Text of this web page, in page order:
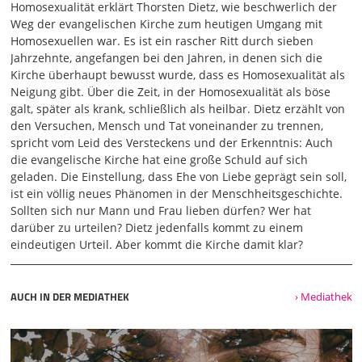
die Perspektive; der Grundzugang, der ist anders
geworden. Wie kam es dazu? Wie kam es dazu, dass so
richtig große Umbrüche stattgefunden
02:01
haben in der Evangelischen Kirche? Das möchte ich
erzählen, dem so ein bisschen nachspüren, theologisch,
biblisch, und wir werden damit einigermaßen bis in die
Gegenwart kommen. So, und jetzt springen wir mitten rein.
Wir fangen an in der Schweiz bei Karl Barth. Irgendwo
muss man anfangen, ich glaube, das ist aber ein ganz
guter Ort. Karl Barth, einer der bedeutendsten Theologen
des 20. Jahrhunderts, für alle möglichen Fragen eine Art
ständige Referenz, auf die man sich bezieht. Ein
Kirchenvater für viele Fragen, hat zu fast allem Stellung
genommen, auch zum Thema Homosexualität, und das vor
Und da hören wir jetzt mal rein, ein bisschen Originalton,
was man 1952 so schreiben konnte. Barth schrieb da:
Krankheit, die Erscheinung der Perversion, der Dekadenz
und des Zerfalls. Homosexualität ist eine letzte
Homosexualität erklärt Thorsten Dietz, wie beschwerlich der
Weg der evangelischen Kirche zum heutigen Umgang mit
Homosexuellen war. Es ist ein rascher Ritt durch sieben
Jahrzehnte, angefangen bei den Jahren, in denen sich die
Kirche überhaupt bewusst wurde, dass es Homosexualität als
Neigung gibt. Über die Zeit, in der Homosexualität als böse
galt, später als krank, schließlich als heilbar. Dietz erzählt von
den Versuchen, Mensch und Tat voneinander zu trennen,
spricht vom Leid des Versteckens und der Erkenntnis: Auch
die evangelische Kirche hat eine große Schuld auf sich
geladen. Die Einstellung, dass Ehe von Liebe geprägt sein soll,
ist ein völlig neues Phänomen in der Menschheitsgeschichte.
Sollten sich nur Mann und Frau lieben dürfen? Wer hat
darüber zu urteilen? Dietz jedenfalls kommt zu einem
eindeutigen Urteil. Aber kommt die Kirche damit klar?
AUCH IN DER MEDIATHEK › Mediathek